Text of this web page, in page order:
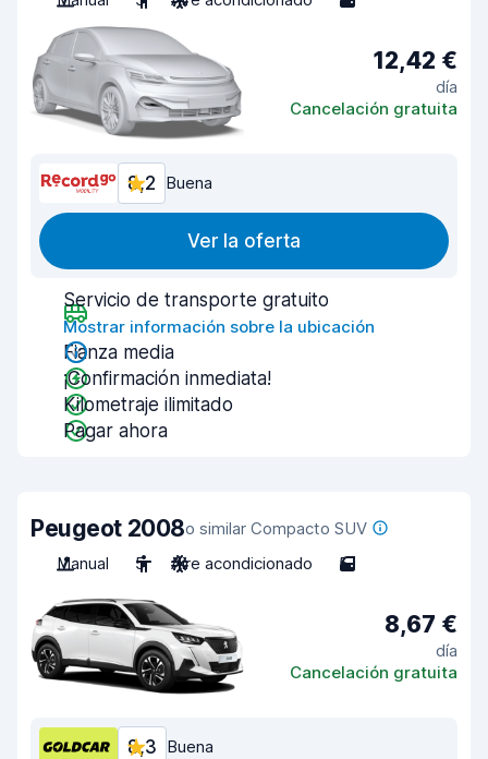
12,42 €
día
Cancelación gratuita
8,2 Buena
Ver la oferta
Servicio de transporte gratuito
Mostrar información sobre la ubicación
Fianza media
¡Confirmación inmediata!
Kilometraje ilimitado
Pagar ahora
Peugeot 2008o similar Compacto SUV
Manual
5 Aire acondicionado 5
8,67 €
día
Cancelación gratuita
8,3 Buena